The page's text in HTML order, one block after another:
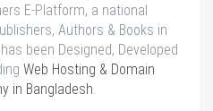
E-Platform, a national
Authors & Books in
been Designed, Developed
Web Hosting & Domain
in Bangladesh